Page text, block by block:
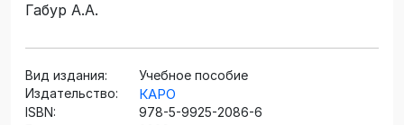
Габур А.А.
Вид издания:
Учебное пособие
Издательство:
КАРО
ISBN:
978-5-9925-2086-6